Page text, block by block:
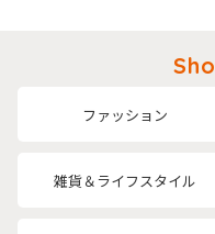
ファッション
雑貨＆ライフスタイル